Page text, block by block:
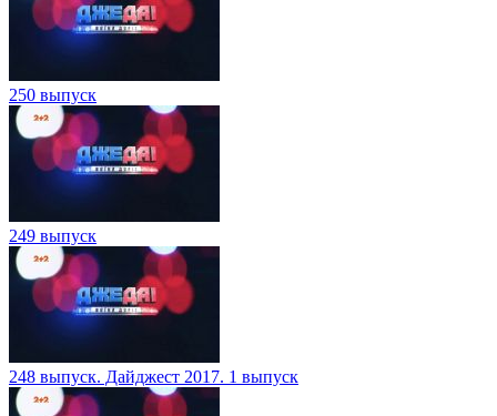
250 выпуск
249 выпуск
248 выпуск. Дайджест 2017. 1 выпуск